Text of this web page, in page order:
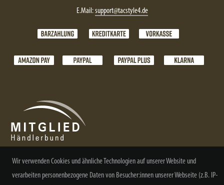
E.Mail:support@tacstyle4.de
NEWSLETTER ABONNIEREN
Wir verwenden Cookies und ähnliche Technologien auf unserer Website und
verarbeiten personenbezogene Daten von Besucher:innen unserer Webseite (z.B. IP-